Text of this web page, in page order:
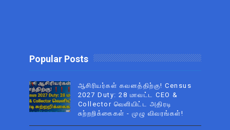
Popular Posts
ஆசிரியர்கள் கவனத்திற்கு! Census
2027 Duty: 28 மாவட்ட CEO &
Collector வெளியிட்ட அதிரடி
சுற்றறிக்கைகள் - முழு விவரங்கள்!